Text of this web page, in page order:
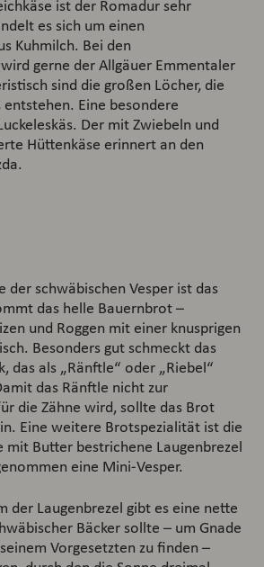
ist der Romadur sehr
es sich um einen
Kuhmilch. Bei den
gerne der Allgäuer Emmentaler
sind die großen Löcher, die
Eine besondere
Der mit Zwiebeln und
Hüttenkäse erinnert an den
der schwäbischen Vesper ist das
das helle Bauernbrot –
und Roggen mit einer knusprigen
Besonders gut schmeckt das
das als „Ränftle“ oder „Riebel“
das Ränftle nicht zur
die Zähne wird, sollte das Brot
Eine weitere Brotspezialität ist die
mit Butter bestrichene Laugenbrezel
eine Mini-Vesper.
der Laugenbrezel gibt es eine nette
Bäcker sollte – um Gnade
Vorgesetzten zu finden –